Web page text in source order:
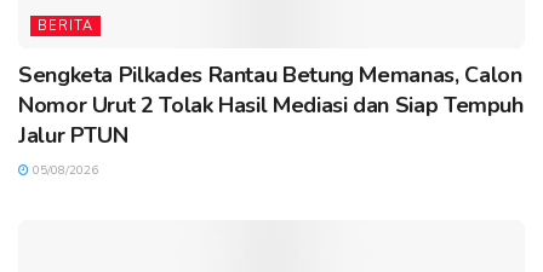
BERITA
Sengketa Pilkades Rantau Betung Memanas, Calon
Nomor Urut 2 Tolak Hasil Mediasi dan Siap Tempuh
Jalur PTUN
05/08/2026